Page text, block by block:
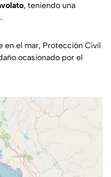
, teniendo una
en el mar, Protección Civil
ocasionado por el